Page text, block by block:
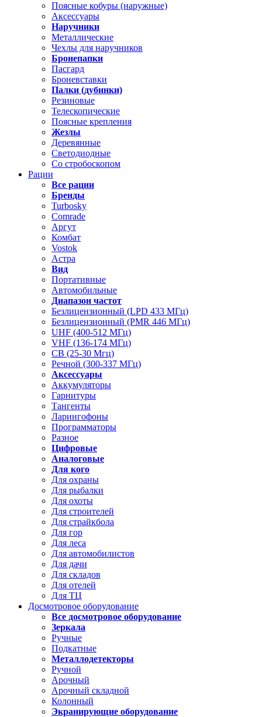
Поясные кобуры (наружные)
Аксессуары
Наручники
Металлические
Чехлы для наручников
Бронепапки
Пасгард
Броневставки
Палки (дубинки)
Резиновые
Телескопические
Поясные крепления
Жезлы
Деревянные
Светодиодные
Со стробоскопом
Рации
Все рации
Бренды
Turbosky
Comrade
Аргут
Комбат
Vostok
Астра
Вид
Портативные
Автомобильные
Диапазон частот
Безлицензионный (LPD 433 МГц)
Безлицензионный (PMR 446 МГц)
UHF (400-512 МГц)
VHF (136-174 МГц)
CB (25-30 Мгц)
Речной (300-337 МГц)
Аксессуары
Аккумуляторы
Гарнитуры
Тангенты
Ларингофоны
Программаторы
Разное
Цифровые
Аналоговые
Для кого
Для охраны
Для рыбалки
Для охоты
Для строителей
Для страйкбола
Для гор
Для леса
Для автомобилистов
Для дачи
Для складов
Для отелей
Для ТЦ
Досмотровое оборудование
Все досмотровое оборудование
Зеркала
Ручные
Подкатные
Металлодетекторы
Ручной
Арочный
Арочный складной
Колонный
Экранирующие оборудование